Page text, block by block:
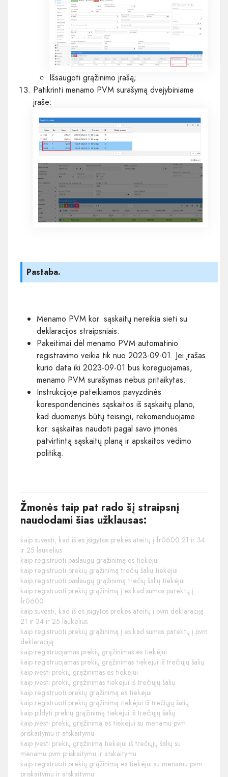
Išsaugoti grąžinimo įrašą;
Patikrinti menamo PVM surašymą dvejybiniame
įraše:
Pastaba.
Menamo PVM kor. sąskaitų nereikia sieti su
deklaracijos straipsniais.
Pakeitimai dėl menamo PVM automatinio
registravimo veikia tik nuo 2023-09-01. Jei įrašas
kurio data iki 2023-09-01 bus koreguojamas,
menamo PVM surašymas nebus pritaikytas.
Instrukcijoje pateikiamos pavyzdinės
korespondencinės sąskaitos iš sąskaitų plano,
kad duomenys būtų teisingi, rekomenduojame
kor. sąskaitas naudoti pagal savo įmonės
patvirtintą sąskaitų planą ir apskaitos vedimo
politiką.
Žmonės taip pat rado šį straipsnį
naudodami šias užklausas:
kaip suvesti, kad iš es įsigytos prekės ateitų į fr0600 21 ir 34
ir 25 laukelius
kaip registruoti paslaugų grąžinimą es tiekėjui
kaip registruoti prekių grąžinimą trečių šalių tiekėjui
kaip registruoti paslaugų grąžinimą trečių šalių tiekėjui
kaip registruoti prekių grąžinimą į es kad sumos patektų į
fr0600
kaip suvesti, kad iš es įsigytos prekės ateitų į pvm deklaraciją
21 ir 34 ir 25 laukelius
kaip registruoti prekių grąžinimą į es kad sumos patektų į pvm
deklaraciją
kaip registruojamas prekių grąžinimas es tiekėjui
kaip registruojamas prekių grąžinimas tiekėjui iš trečiųjų šalių
kaip įvesti prekių grąžinimas es tiekėjui
kaip įvesti prekių grąžinimas tiekėjui iš trečiųjų šalių
kaip registruoti prekių grąžinimą es tiekėjui
kaip registruoti prekių grąžinimą tiekėjui iš trečiųjų šalių
kaip pildyti prekių grąžinimą tiekėjui iš trečiųjų šalių
kaip įvesti prekių grąžinimą es tiekėjui su menamu pvm
priskaitymu ir atskaitymu
kaip įvesti prekių grąžinimą tiekėjui iš trečiųjų šalių su
menamu pvm priskaitymu ir atskaitymu
kaip registruoti prekių grąžinimą es tiekėjui su menamu pvm
priskaitymu ir atskaitymu